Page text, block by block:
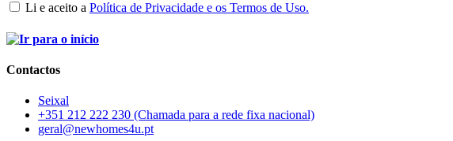
Li e aceito a Política de Privacidade e os Termos de Uso.
Contactos
Seixal
+351 212 222 230 (Chamada para a rede fixa nacional)
geral@newhomes4u.pt